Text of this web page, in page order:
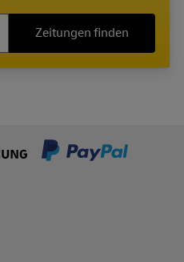
Zeitungen finden